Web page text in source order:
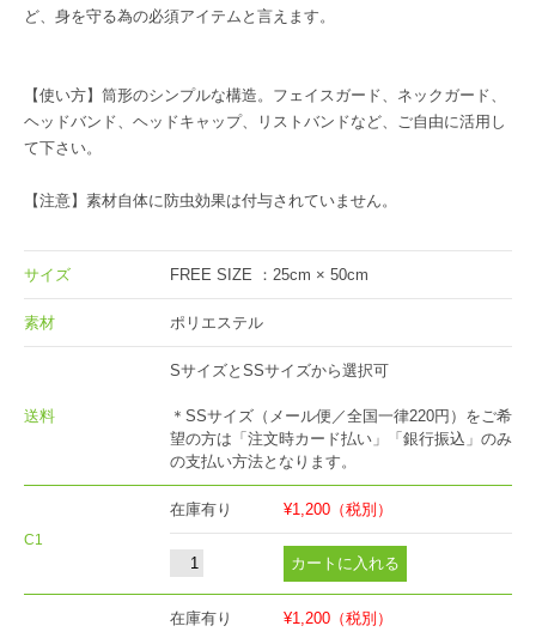
ど、身を守る為の必須アイテムと言えます。
【使い方】筒形のシンプルな構造。フェイスガード、ネックガード、
ヘッドバンド、ヘッドキャップ、リストバンドなど、ご自由に活用し
て下さい。
【注意】素材自体に防虫効果は付与されていません。
サイズ FREE SIZE ：25cm × 50cm
素材 ポリエステル
送料
SサイズとSSサイズから選択可
＊SSサイズ（メール便／全国一律220円）をご希
望の方は「注文時カード払い」「銀行振込」のみ
の支払い方法となります。
C1
在庫有り ¥1,200 （税別）
在庫有り ¥1,200 （税別）